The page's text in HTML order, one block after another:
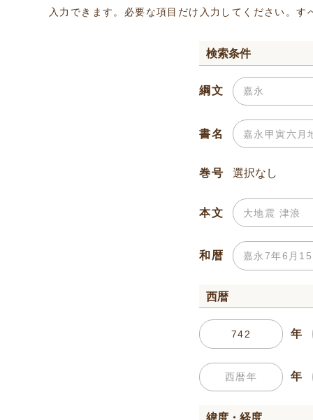
入力できます。必要な項目だけ入力してください。
検索条件
綱文
書名
巻号
本文
和暦
西暦
年
年
緯度・経度